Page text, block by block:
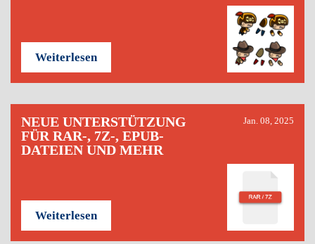
Weiterlesen
NEUE UNTERSTÜTZUNG
FÜR RAR-, 7Z-, EPUB-
DATEIEN UND MEHR
Jan. 08, 2025
Weiterlesen